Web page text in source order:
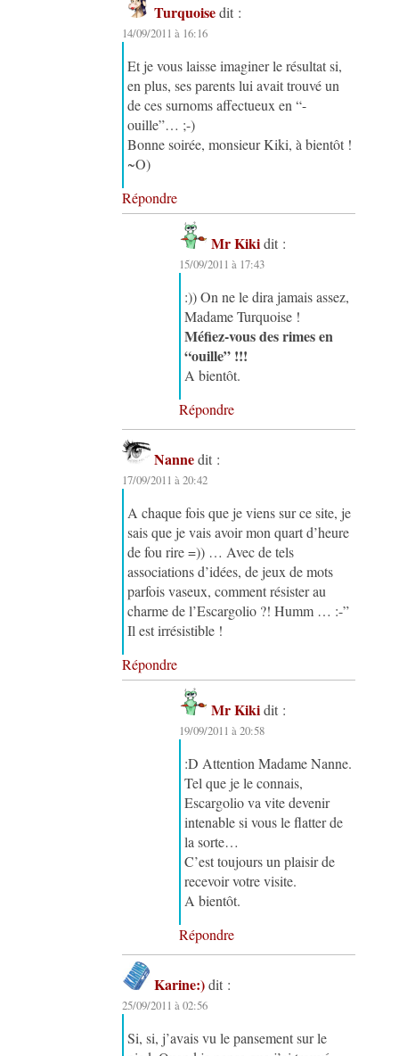
Turquoise dit :
14/09/2011 à 16:16
Et je vous laisse imaginer le résultat si,
en plus, ses parents lui avait trouvé un
de ces surnoms affectueux en “-
ouille”… ;-)
Bonne soirée, monsieur Kiki, à bientôt !
~O)
Répondre
Mr Kiki dit :
15/09/2011 à 17:43
:)) On ne le dira jamais assez,
Madame Turquoise !
Méfiez-vous des rimes en
“ouille” !!!
A bientôt.
Répondre
Nanne dit :
17/09/2011 à 20:42
A chaque fois que je viens sur ce site, je
sais que je vais avoir mon quart d’heure
de fou rire =)) … Avec de tels
associations d’idées, de jeux de mots
parfois vaseux, comment résister au
charme de l’Escargolio ?! Humm … :-”
Il est irrésistible !
Répondre
Mr Kiki dit :
19/09/2011 à 20:58
:D Attention Madame Nanne.
Tel que je le connais,
Escargolio va vite devenir
intenable si vous le flatter de
la sorte…
C’est toujours un plaisir de
recevoir votre visite.
A bientôt.
Répondre
Karine:) dit :
25/09/2011 à 02:56
Si, si, j’avais vu le pansement sur le